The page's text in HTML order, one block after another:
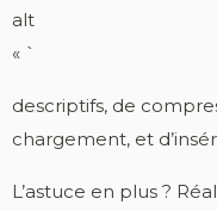
alt
« `
descriptifs, de
chargement, et
L’astuce en plus ?